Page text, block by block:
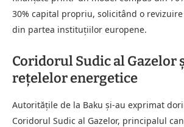
30% capital propriu, solicitând o
din partea instituțiilor europene.
Coridorul Sudic al Gazelor
rețelelor energetice
Autoritățile de la Baku și-au exprimat
Coridorul Sudic al Gazelor, principalul